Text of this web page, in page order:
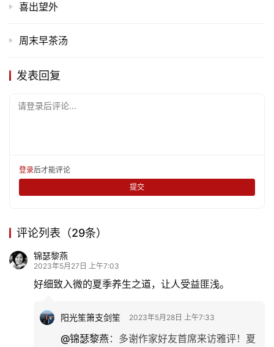
感
旅
儿
更
多
登录
喜出望外
周末早茶汤
发表回复
请登录后评论...
登录后才能评论
提交
评论列表（29条）
锦瑟黎燕
2023年5月27日 上午7:03
好细致入微的夏季养生之道，让人受益匪浅。
阳光笙箫支剑笙 2023年5月28日 上午7:33
@锦瑟黎燕： 多谢作家好友首席来访雅评！夏